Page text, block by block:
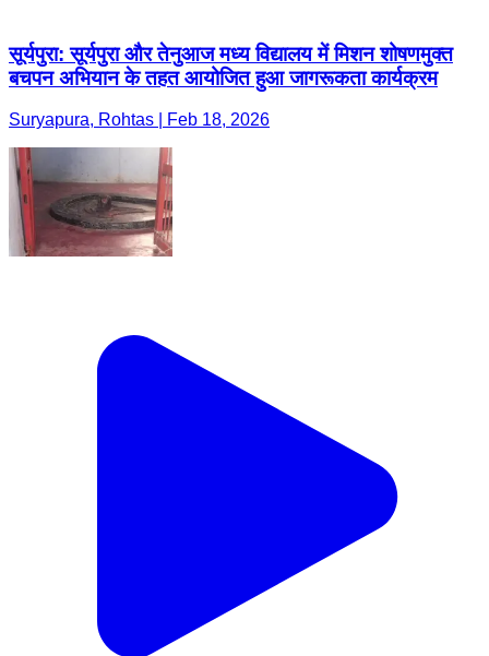
सूर्यपुरा: सूर्यपुरा और तेनुआज मध्य विद्यालय में मिशन शोषणमुक्त
बचपन अभियान के तहत आयोजित हुआ जागरूकता कार्यक्रम
Suryapura, Rohtas | Feb 18, 2026